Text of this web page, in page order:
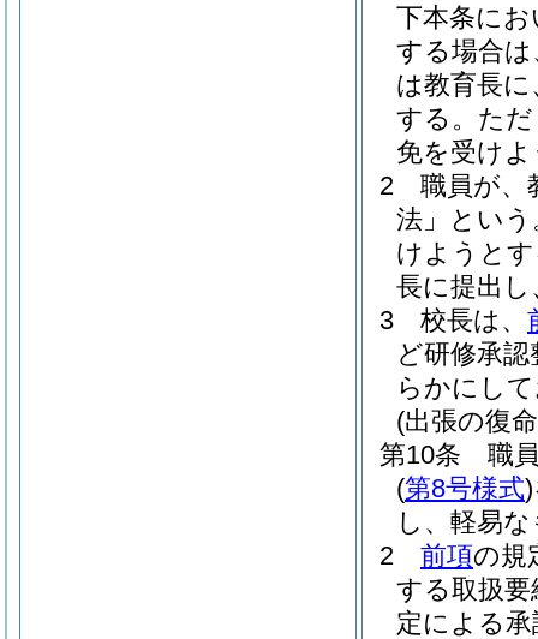
下本条に
する場合は
は教育長
する。 た
免を受け
2
職員が、
法」という
けようと
長に提出
3
校長は、
ど研修承認
らかにし
(出張の復
第10条
職
(第8号様式)
し、軽易
2
前項の規
する取扱要
定による